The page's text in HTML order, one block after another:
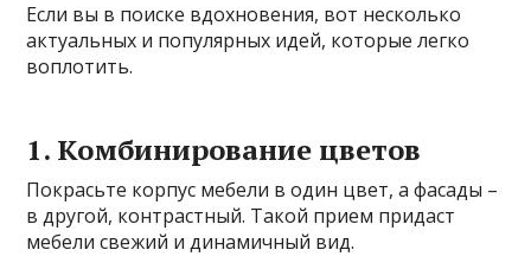
Если вы в поиске вдохновения, вот несколько
актуальных и популярных идей, которые легко
воплотить.
1. Комбинирование цветов
Покрасьте корпус мебели в один цвет, а фасады –
в другой, контрастный. Такой прием придаст
мебели свежий и динамичный вид.